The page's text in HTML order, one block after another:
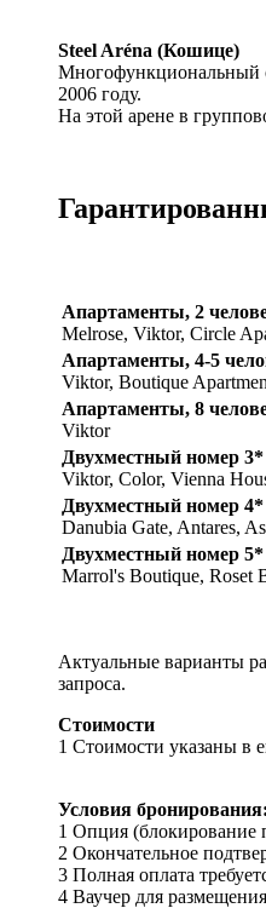
Steel Aréna (Кошице)
Многофункциональный
2006 году.
На этой арене в
Апартаменты, 2
Melrose, Viktor, Circle
Апартаменты, 4-5
Viktor, Boutique
Апартаменты, 8
Viktor
Двухместный номер 3*
Viktor, Color, Vienna
Двухместный номер 4*
Danubia Gate, Antares,
Двухместный номер 5*
Marrol's Boutique, Roset
Актуальные варианты
запроса.
Стоимости
1 Стоимости указаны в
Условия бронирования:
1 Опция (блокирование
2 Окончательное
3 Полная оплата
4 Ваучер для